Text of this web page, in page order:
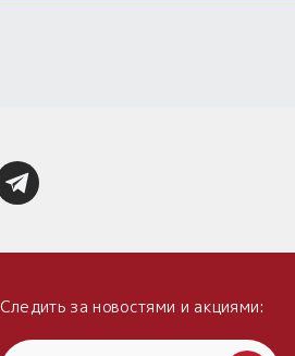
Следить за новостями и акциями: